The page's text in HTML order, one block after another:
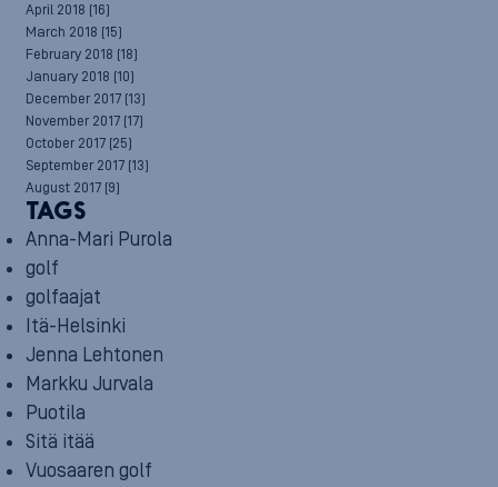
April 2018 (16)
March 2018 (15)
February 2018 (18)
January 2018 (10)
December 2017 (13)
November 2017 (17)
October 2017 (25)
September 2017 (13)
August 2017 (9)
TAGS
Anna-Mari Purola
golf
golfaajat
Itä-Helsinki
Jenna Lehtonen
Markku Jurvala
Puotila
Sitä itää
Vuosaaren golf